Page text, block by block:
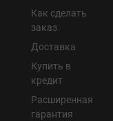
Как сделать
заказ
Доставка
Купить в
кредит
Расширенная
гарантия